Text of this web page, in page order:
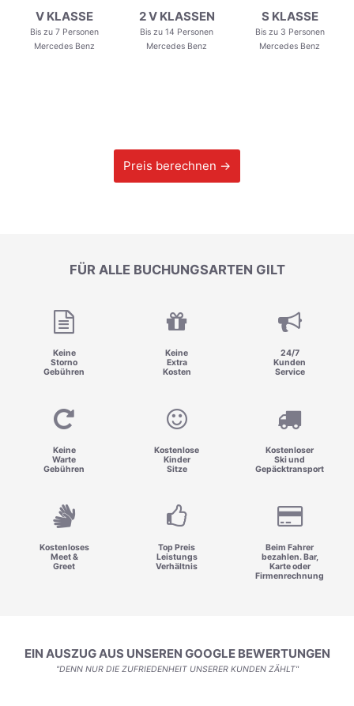
V KLASSE
Bis zu 7 Personen
Mercedes Benz
2 V KLASSEN
Bis zu 14 Personen
Mercedes Benz
S KLASSE
Bis zu 3 Personen
Mercedes Benz
Preis berechnen →
FÜR ALLE BUCHUNGSARTEN GILT
Keine
Storno
Gebühren
Keine
Extra
Kosten
24/7
Kunden
Service
Keine
Warte
Gebühren
Kostenlose
Kinder
Sitze
Kostenloser
Ski und
Gepäcktransport
Kostenloses
Meet &
Greet
Top Preis
Leistungs
Verhältnis
Beim Fahrer
bezahlen. Bar,
Karte oder
Firmenrechnung
EIN AUSZUG AUS UNSEREN GOOGLE BEWERTUNGEN
"DENN NUR DIE ZUFRIEDENHEIT UNSERER KUNDEN ZÄHLT"